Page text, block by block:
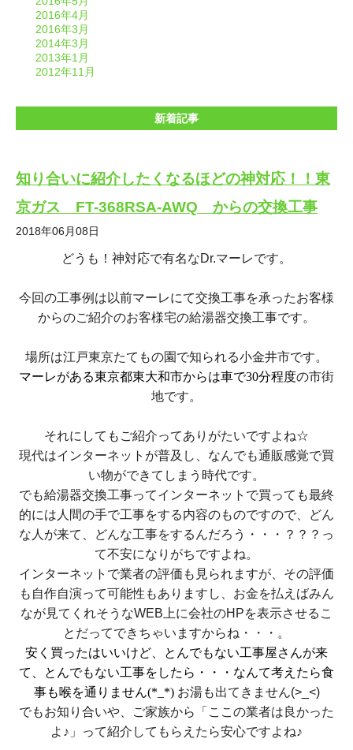
2016年4月
2016年3月
2014年3月
2013年1月
2012年11月
新着記事
知り合いに紹介したくなるほどの神対応！！東
京ガス FT-368RSA-AWQ からの交換工事
2018年06月08日
どうも！神対応で有名なDr.マーレです。
今回の工事例は以前マーレにて交換工事を承ったお客様
からのご紹介のお客様宅の給湯器交換工事です。
場所は江戸東京たてもの園で知られる小金井市です。
マーレがある東京都東大和市からは車で30分程度の市街
地です。
それにしてもご紹介ってありがたいですよね☆
現代はインターネットが普及し、なんでも通販感覚で買
い物ができてしまう時代です。
でも給湯器交換工事ってインターネットで買っても最終
的には人間の手で工事をする内容のものですので、どん
な人が来て、どんな工事をするんだろう・・・？？？っ
て不安になりがちですよね。
インターネットで業者の評価も見られますが、その評価
も自作自演って可能性もありますし、お金を払えばみん
なが見てくれそうなWEB上に会社のHPを表示させるこ
とだってできちゃいますからね・・・。
安く買ったはいいけど、
とんでもない工事屋さんが来
て、とんでもない工事をしたら・・・なんて考えたら食
事も喉を通りません(*_*)お湯も出てきません(>_<)
でもお知り合いや、ご家族から「ここの業者は良かった
よ♪」って紹介してもらえたら安心ですよね♪